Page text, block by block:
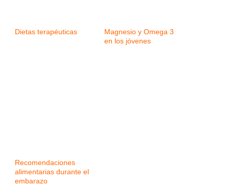
Dietas terapéuticas
Magnesio y Omega 3
en los jóvenes
Recomendaciones
alimentarias durante el
embarazo